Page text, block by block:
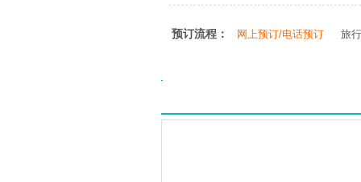
预订流程： 网上预订/电话预订 旅